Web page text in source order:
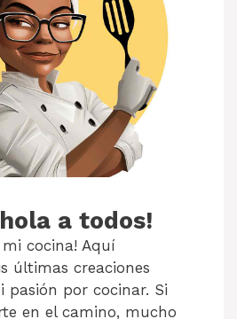
a todos!
cocina! Aquí
últimas creaciones
pasión por cocinar. Si
en el camino, mucho